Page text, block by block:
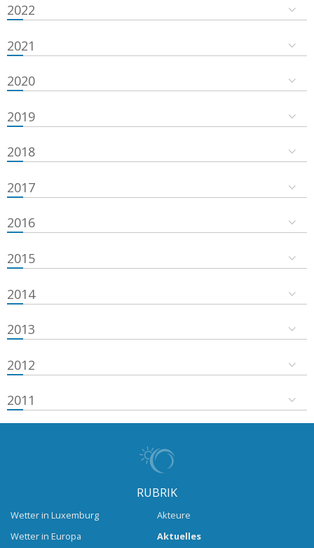
2022
2021
2020
2019
2018
2017
2016
2015
2014
2013
2012
2011
RUBRIK
Wetter in Luxemburg
Wetter in Europa
Akteure
Aktuelles